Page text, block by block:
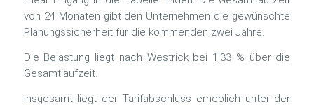
von 24 Monaten gibt den Unternehmen die gewünschte
Planungssicherheit für die kommenden zwei Jahre.
Die Belastung liegt nach Westrick bei 1,33 % über die
Gesamtlaufzeit.
Insgesamt liegt der Tarifabschluss erheblich unter der